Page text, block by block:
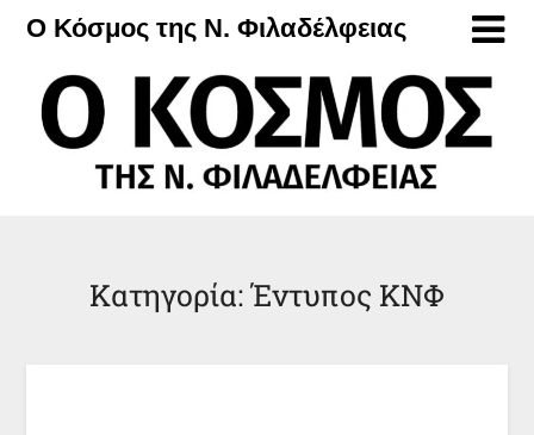
Μετάβαση
περιεχόμενο
Ο Κόσμος της Ν. Φιλαδέλφειας
Κατηγορία:Έντυπος ΚΝΦ